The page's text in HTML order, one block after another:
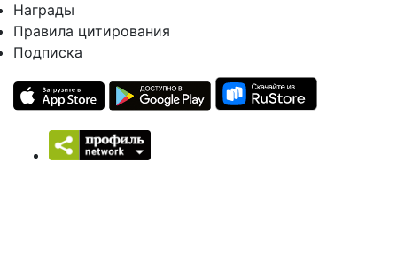
Награды
Правила цитирования
Подписка